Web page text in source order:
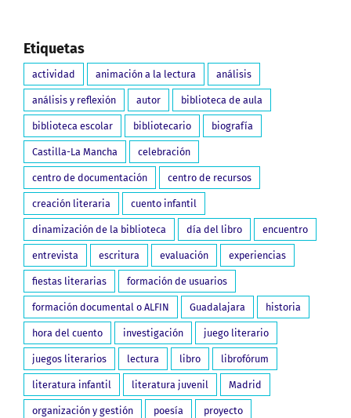
Etiquetas
actividad animación a la lectura análisis
análisis y reflexión autor biblioteca de aula
biblioteca escolar bibliotecario biografía
Castilla-La Mancha celebración
centro de documentación centro de recursos
creación literaria cuento infantil
dinamización de la biblioteca día del libro encuentro
entrevista escritura evaluación experiencias
fiestas literarias formación de usuarios
formación documental o ALFIN Guadalajara historia
hora del cuento investigación juego literario
juegos literarios lectura libro librofórum
literatura infantil literatura juvenil Madrid
organización y gestión poesía proyecto